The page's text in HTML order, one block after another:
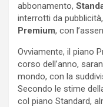
abbonamento,
interrotti da
Premium, con
Ovviamente, il piano
corso dell’anno,
mondo, con la
Secondo le stime
col piano Standard,